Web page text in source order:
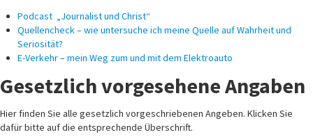
Podcast „Journalist und Christ“
Quellencheck – wie untersuche ich meine Quelle auf Wahrheit und
Seriosität?
E-Verkehr – mein Weg zum und mit dem Elektroauto
Gesetzlich vorgesehene Angaben
Hier finden Sie alle gesetzlich vorgeschriebenen Angeben. Klicken Sie
dafür bitte auf die entsprechende Überschrift.